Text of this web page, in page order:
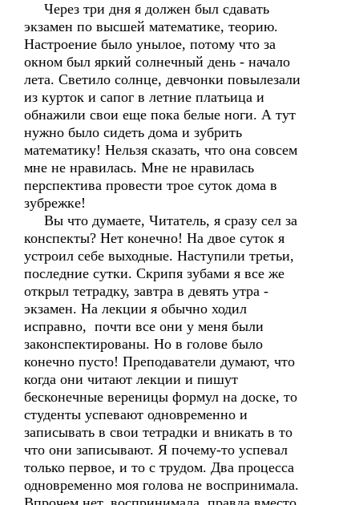
Через три дня я должен был сдавать
экзамен по высшей математике, теорию.
Настроение было унылое, потому что за
окном был яркий солнечный день - начало
лета. Светило солнце, девчонки повылезали
из курток и сапог в летние платьица и
обнажили свои еще пока белые ноги. А тут
нужно было сидеть дома и зубрить
математику! Нельзя сказать, что она совсем
мне не нравилась. Мне не нравилась
перспектива провести трое суток дома в
зубрежке!
Вы что думаете, Читатель, я сразу сел за
конспекты? Нет конечно! На двое суток я
устроил себе выходные. Наступили третьи,
последние сутки. Скрипя зубами я все же
открыл тетрадку, завтра в девять утра -
экзамен. На лекции я обычно ходил
исправно, почти все они у меня были
законспектированы. Но в голове было
конечно пусто! Преподаватели думают, что
когда они читают лекции и пишут
бесконечные вереницы формул на доске, то
студенты успевают одновременно и
записывать в свои тетрадки и вникать в то
что они записывают. Я почему-то успевал
только первое, и то с трудом. Два процесса
одновременно моя голова не воспринимала.